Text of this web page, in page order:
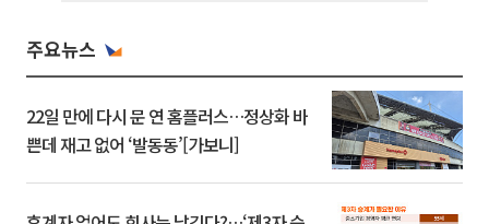
주요뉴스
22일 만에 다시 문 연 홈플러스…정상화 바
쁜데 재고 없어 ‘발동동’[가보니]